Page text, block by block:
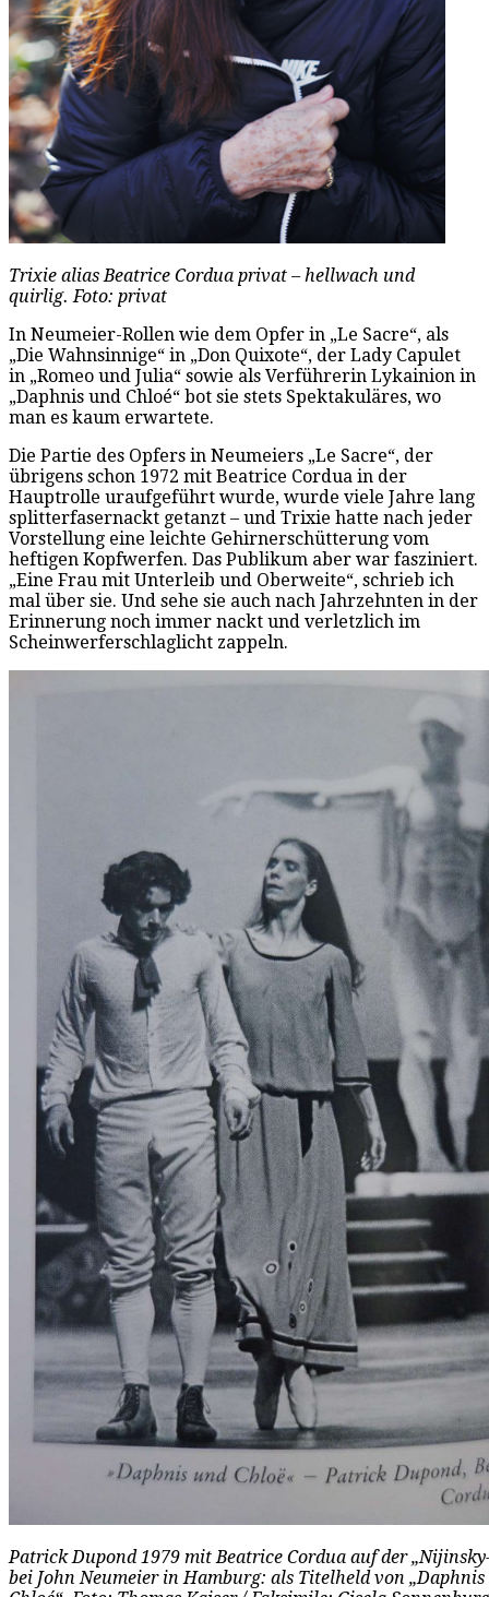
Trixie alias Beatrice Cordua privat – hellwach und
quirlig. Foto: privat
In Neumeier-Rollen wie dem Opfer in „Le Sacre“, als
„Die Wahnsinnige“ in „Don Quixote“, der Lady Capulet
in „Romeo und Julia“ sowie als Verführerin Lykainion in
„Daphnis und Chloé“ bot sie stets Spektakuläres, wo
man es kaum erwartete.
Die Partie des Opfers in Neumeiers „Le Sacre“, der
übrigens schon 1972 mit Beatrice Cordua in der
Hauptrolle uraufgeführt wurde, wurde viele Jahre lang
splitterfasernackt getanzt – und Trixie hatte nach jeder
Vorstellung eine leichte Gehirnerschütterung vom
heftigen Kopfwerfen. Das Publikum aber war fasziniert.
„Eine Frau mit Unterleib und Oberweite“, schrieb ich
mal über sie. Und sehe sie auch nach Jahrzehnten in der
Erinnerung noch immer nackt und verletzlich im
Scheinwerferschlaglicht zappeln.
Patrick Dupond 1979 mit Beatrice Cordua auf der
bei John Neumeier in Hamburg: als Titelheld von